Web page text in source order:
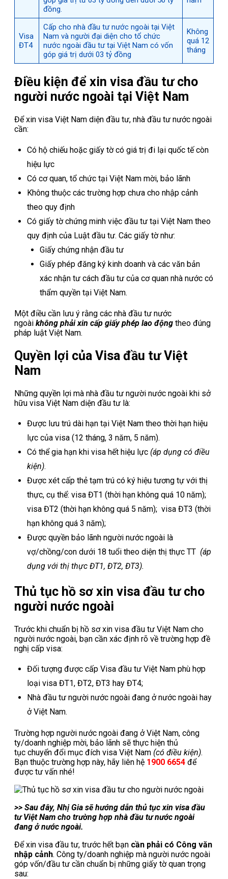
đồng.
Visa
ĐT4
Cấp cho nhà đầu tư nước ngoài tại Việt
Nam và người đại diện cho tổ chức
nước ngoài đầu tư tại Việt Nam có vốn
góp giá trị dưới 03 tỷ đồng
Không
quá 12
tháng
Điều kiện để xin visa đầu tư cho
người nước ngoài tại Việt Nam
Để xin visa Việt Nam diện đầu tư, nhà đầu tư nước ngoài
cần:
Có hộ chiếu hoặc giấy tờ có giá trị đi lại quốc tế còn
hiệu lực
Có cơ quan, tổ chức tại Việt Nam mời, bảo lãnh
Không thuộc các trường hợp chưa cho nhập cảnh
theo quy định
Có giấy tờ chứng minh việc đầu tư tại Việt Nam theo
quy định của Luật đầu tư. Các giấy tờ như:
Giấy chứng nhận đầu tư
Giấy phép đăng ký kinh doanh và các văn bản
xác nhận tư cách đầu tư của cơ quan nhà nước có
thẩm quyền tại Việt Nam.
Một điều cần lưu ý rằng các nhà đầu tư nước
ngoài không phải xin cấp giấy phép lao động theo đúng
pháp luật Việt Nam.
Quyền lợi của Visa đầu tư Việt
Nam
Những quyền lợi mà nhà đầu tư người nước ngoài khi sở
hữu visa Việt Nam diện đầu tư là:
Được lưu trú dài hạn tại Việt Nam theo thời hạn hiệu
lực của visa (12 tháng, 3 năm, 5 năm).
Có thể gia hạn khi visa hết hiệu lực (áp dụng có điều
kiện).
Được xét cấp thẻ tạm trú có ký hiệu tương tự với thị
thực, cụ thể: visa ĐT1 (thời hạn không quá 10 năm);
visa ĐT2 (thời hạn không quá 5 năm); visa ĐT3 (thời
hạn không quá 3 năm);
Được quyền bảo lãnh người nước ngoài là
vợ/chồng/con dưới 18 tuổi theo diện thị thực TT (áp
dụng với thị thực ĐT1, ĐT2, ĐT3).
Thủ tục hồ sơ xin visa đầu tư cho
người nước ngoài
Trước khi chuẩn bị hồ sơ xin visa đầu tư Việt Nam cho
người nước ngoài, bạn cần xác định rõ về trường hợp đề
nghị cấp visa:
Đối tượng được cấp Visa đầu tư Việt Nam phù hợp
loại visa ĐT1, ĐT2, ĐT3 hay ĐT4;
Nhà đầu tư người nước ngoài đang ở nước ngoài hay
ở Việt Nam.
Trường hợp người nước ngoài đang ở Việt Nam, công
ty/doanh nghiệp mời, bảo lãnh sẽ thực hiện thủ
tục chuyển đổi mục đích visa Việt Nam (có điều kiện).
Bạn thuộc trường hợp này, hãy liên hệ 1900 6654 để
được tư vấn nhé!
>> Sau đây, Nhị Gia sẽ hướng dẫn thủ tục xin visa đầu
tư Việt Nam cho trường hợp nhà đầu tư nước ngoài
đang ở nước ngoài.
Để xin visa đầu tư, trước hết bạn cần phải có Công văn
nhập cảnh. Công ty/doanh nghiệp mà người nước ngoài
góp vốn/đầu tư cần chuẩn bị những giấy tờ quan trọng
sau: